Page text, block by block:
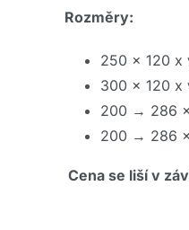
Rozměry:
250 x 120 x
300 x 120 x
200 → 286
200 → 286 x
Cena se liší v